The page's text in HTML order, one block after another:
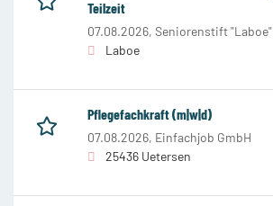
Teilzeit
07.08.2026, Seniorenstift "Laboe"
Laboe
Pflegefachkraft (m|w|d)
07.08.2026, Einfachjob GmbH
25436 Uetersen